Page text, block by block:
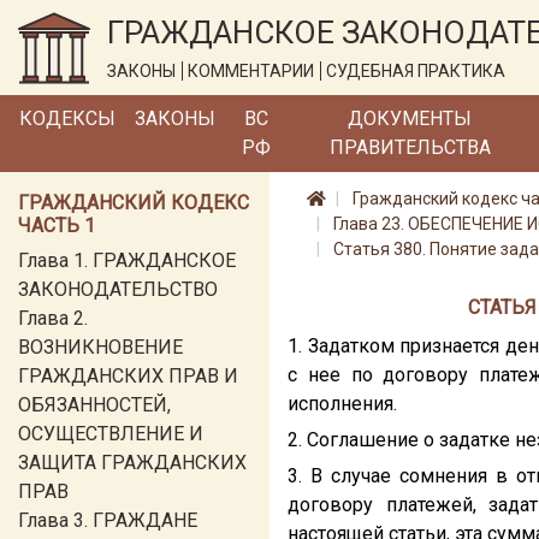
ГРАЖДАНСКОЕ
ЗАКОНЫ КОММЕНТАРИИ СУДЕБНАЯ ПРАКТИКА
КОДЕКСЫ ЗАКОНЫ
ВС
РФ
ДОКУМЕНТЫ
ПРАВИТЕЛЬСТВА
ГРАЖДАНСКИЙ КОДЕКС
ЧАСТЬ 1
Глава 1. ГРАЖДАНСКОЕ
ЗАКОНОДАТЕЛЬСТВО
Глава 2.
ВОЗНИКНОВЕНИЕ
ГРАЖДАНСКИХ ПРАВ И
ОБЯЗАННОСТЕЙ,
ОСУЩЕСТВЛЕНИЕ И
ЗАЩИТА ГРАЖДАНСКИХ
ПРАВ
Глава 3. ГРАЖДАНЕ
Гражданский кодекс
Глава 23.
Статья 380. Понятие
1. Задатком признается
с нее по договору
исполнения.
2. Соглашение о задатке
3. В случае сомнения в
договору платежей,
настоящей статьи, эта